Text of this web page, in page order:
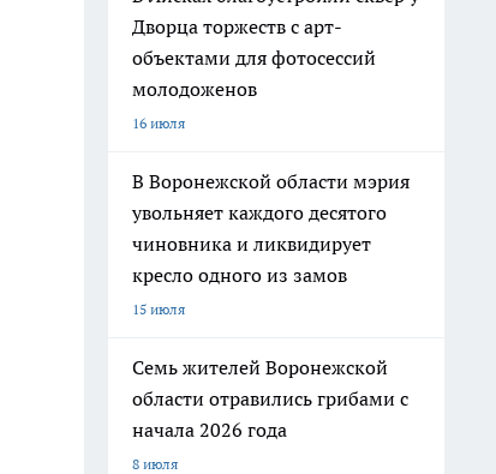
Дворца торжеств с арт-
объектами для фотосессий
молодоженов
16 июля
В Воронежской области мэрия
увольняет каждого десятого
чиновника и ликвидирует
кресло одного из замов
15 июля
Семь жителей Воронежской
области отравились грибами с
начала 2026 года
8 июля